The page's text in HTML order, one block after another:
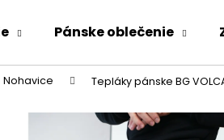
Pánske oblečenie
Nohavice Tepláky pánske BG
Čo potrebujete nájsť?